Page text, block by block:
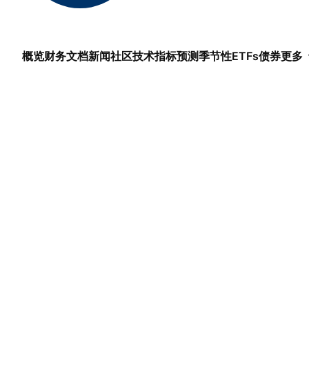
概览财务文档新闻社区技术指标预测季节性ETFs债券更多